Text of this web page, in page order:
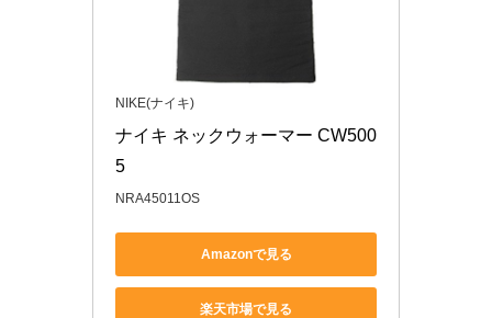
NIKE(ナイキ)
ナイキ ネックウォーマー CW500
5
NRA45011OS
Amazonで見る
楽天市場で見る